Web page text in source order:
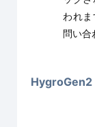
われ
問い合
HygroGen2